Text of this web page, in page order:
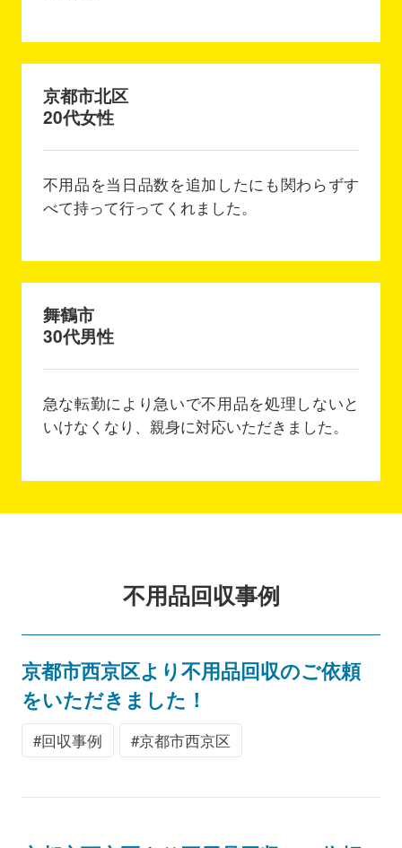
京都市北区
20代女性
不用品を当日品数を追加したにも関わらずす
べて持って行ってくれました。
舞鶴市
30代男性
急な転勤により急いで不用品を処理しないと
いけなくなり、親身に対応いただきました。
不用品回収事例
京都市西京区より不用品回収のご依頼
をいただきました！
回収事例 京都市西京区